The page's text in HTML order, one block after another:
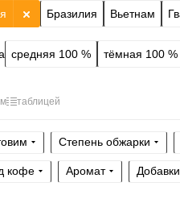
Бразилия Вьетнам
средняя 100 % тёмная 100 %
таблицей
Степень обжарки
кофе Аромат Добавки